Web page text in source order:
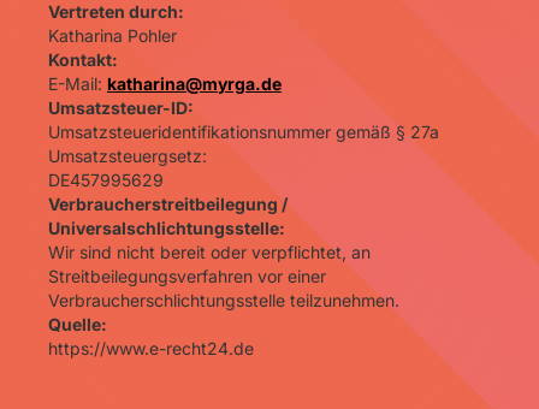
Vertreten durch:
Katharina Pohler
Kontakt:
E-Mail: katharina@myrga.de
Umsatzsteuer-ID:
Umsatzsteueridentifikationsnummer gemäß § 27a
Umsatzsteuergsetz:
DE457995629
Verbraucherstreitbeilegung /
Universalschlichtungsstelle:
Wir sind nicht bereit oder verpflichtet, an
Streitbeilegungsverfahren vor einer
Verbraucherschlichtungsstelle teilzunehmen.
Quelle:
https://www.e-recht24.de